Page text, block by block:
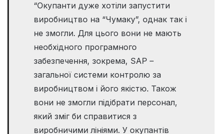
“Окупанти дуже хотіли запустити
виробництво на “Чумаку”, однак так і
не змогли. Для цього вони не мають
необхідного програмного
забезпечення, зокрема, SAP –
загальної системи контролю за
виробництвом і його якістю. Також
вони не змогли підібрати персонал,
який зміг би справитися з
виробничими лініями. У окупантів